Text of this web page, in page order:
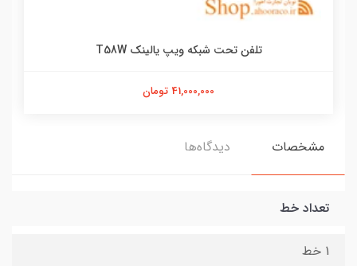
تلفن تحت شبکه ویپ یالینک T58W
41,000,000 تومان
مشخصات دیدگاه‌ها
تعداد خط
1 خط